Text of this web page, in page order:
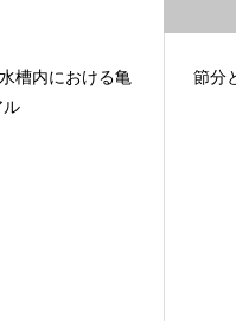
槽内における亀
ル
節分